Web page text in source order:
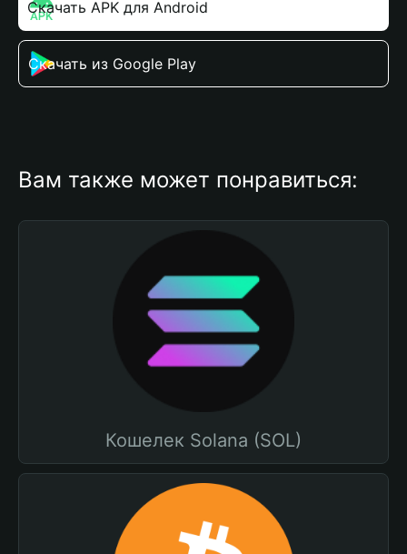
Скачать APK для Android
Скачать из Google Play
Вам также может понравиться:
Кошелек Solana (SOL)